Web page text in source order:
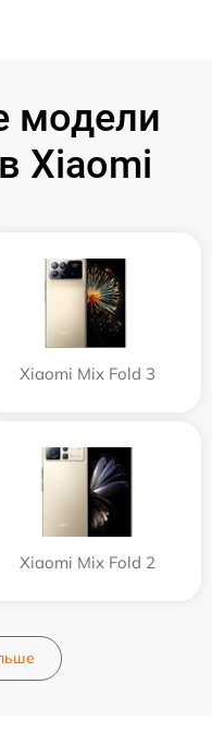
модели
Xiaomi
Xiaomi Mix Fold 3
Xiaomi Mix Fold 2